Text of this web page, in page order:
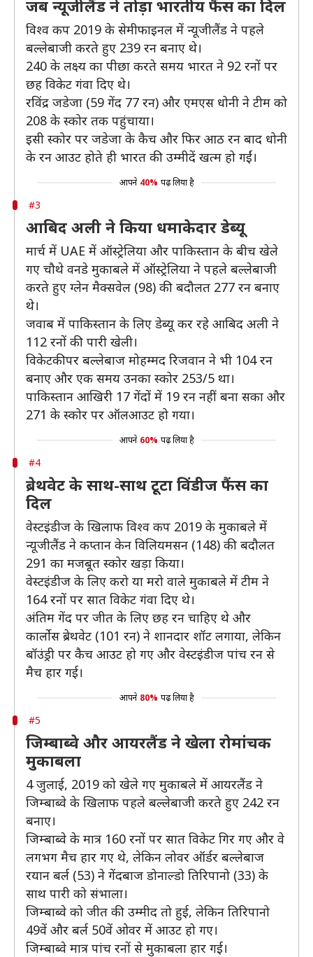
जब न्यूजीलैंड ने तोड़ा भारतीय फैंस का दिल
विश्व कप 2019 के सेमीफाइनल में न्यूजीलैंड ने पहले
बल्लेबाजी करते हुए 239 रन बनाए थे।
240 के लक्ष्य का पीछा करते समय भारत ने 92 रनों पर
छह विकेट गंवा दिए थे।
रविंद्र जडेजा (59 गेंद 77 रन) और एमएस धोनी ने टीम को
208 के स्कोर तक पहुंचाया।
इसी स्कोर पर जडेजा के कैच और फिर आठ रन बाद धोनी
के रन आउट होते ही भारत की उम्मीदें खत्म हो गईं।
आपने 40% पढ़ लिया है
#3
आबिद अली ने किया धमाकेदार डेब्यू
मार्च में UAE में ऑस्ट्रेलिया और पाकिस्तान के बीच खेले
गए चौथे वनडे मुकाबले में ऑस्ट्रेलिया ने पहले बल्लेबाजी
करते हुए ग्लेन मैक्सवेल (98) की बदौलत 277 रन बनाए
थे।
जवाब में पाकिस्तान के लिए डेब्यू कर रहे आबिद अली ने
112 रनों की पारी खेली।
विकेटकीपर बल्लेबाज मोहम्मद रिजवान ने भी 104 रन
बनाए और एक समय उनका स्कोर 253/5 था।
पाकिस्तान आखिरी 17 गेंदों में 19 रन नहीं बना सका और
271 के स्कोर पर ऑलआउट हो गया।
आपने 60% पढ़ लिया है
#4
ब्रेथवेट के साथ-साथ टूटा विंडीज फैंस का
दिल
वेस्टइंडीज के खिलाफ विश्व कप 2019 के मुकाबले में
न्यूजीलैंड ने कप्तान केन विलियमसन (148) की बदौलत
291 का मजबूत स्कोर खड़ा किया।
वेस्टइंडीज के लिए करो या मरो वाले मुकाबले में टीम ने
164 रनों पर सात विकेट गंवा दिए थे।
अंतिम गेंद पर जीत के लिए छह रन चाहिए थे और
कार्लोस ब्रेथवेट (101 रन) ने शानदार शॉट लगाया, लेकिन
बॉउंड्री पर कैच आउट हो गए और वेस्टइंडीज पांच रन से
मैच हार गई।
आपने 80% पढ़ लिया है
#5
जिम्बाब्वे और आयरलैंड ने खेला रोमांचक
मुकाबला
4 जुलाई, 2019 को खेले गए मुकाबले में आयरलैंड ने
जिम्बाब्वे के खिलाफ पहले बल्लेबाजी करते हुए 242 रन
बनाए।
जिम्बाब्वे के मात्र 160 रनों पर सात विकेट गिर गए और वे
लगभग मैच हार गए थे, लेकिन लोवर ऑर्डर बल्लेबाज
रयान बर्ल (53) ने गेंदबाज डोनाल्डो तिरिपानो (33) के
साथ पारी को संभाला।
जिम्बाब्वे को जीत की उम्मीद तो हुई, लेकिन तिरिपानो
49वें और बर्ल 50वें ओवर में आउट हो गए।
जिम्बाब्वे मात्र पांच रनों से मुकाबला हार गई।